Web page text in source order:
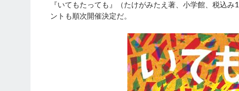
『いてもたっても』（たけがみたえ著、小学館、税込
ントも順次開催決定だ。